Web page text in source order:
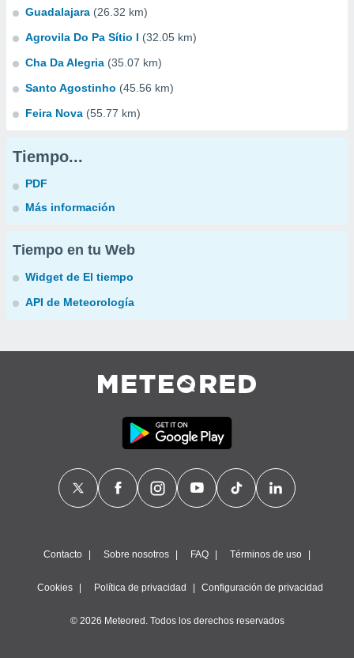
Guadalajara (26.32 km)
Agrovila Do Pa Sítio I (32.05 km)
Cha Da Alegria (35.07 km)
Santo Agostinho (45.56 km)
Feira Nova (55.77 km)
Tiempo...
PDF
Más información
Tiempo en tu Web
Widget de El tiempo
API de Meteorología
Contacto Sobre nosotros FAQ Términos de uso
Cookies Política de privacidad Configuración de privacidad
© 2026 Meteored. Todos los derechos reservados